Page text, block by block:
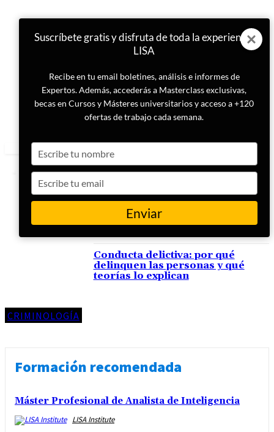
ETIQUETA
teoría de la anomia
CRIMINOLOGÍA
Conducta delictiva: por qué
delinquen las personas y qué
teorías lo explican
Formación recomendada
Máster Profesional de Analista de Inteligencia
LISA Institute
Suscríbete gratis y disfruta de toda la experiencia
LISA
Recibe en tu email boletines, análisis e informes de
Expertos. Además, accederás a Masterclass exclusivas,
becas en Cursos y Másteres universitarios y acceso a +120
ofertas de trabajo cada semana.
your
name
your
email
Enviar